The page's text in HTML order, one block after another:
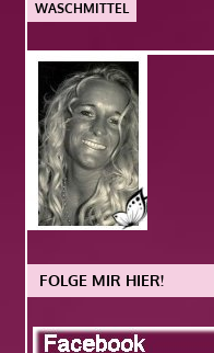
WASCHMITTEL
FOLGE MIR HIER!